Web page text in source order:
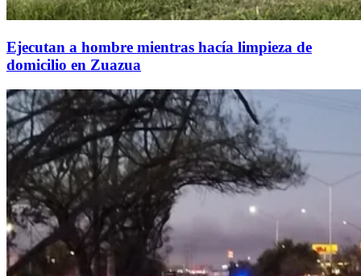
Ejecutan a hombre mientras hacía limpieza de
domicilio en Zuazua